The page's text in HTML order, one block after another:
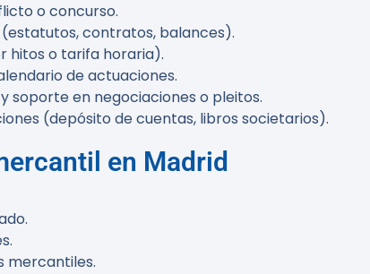
o concurso.
contratos, balances).
hitos o tarifa horaria).
de actuaciones.
soporte en negociaciones o pleitos.
(depósito de cuentas, libros societarios).
en Madrid
mercantiles.